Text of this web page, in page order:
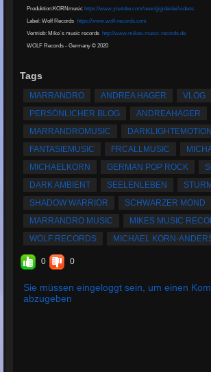
Produktion:KORNmusic https://www.youtube.com/user/gigideidei/videos
Label: Wolf Records https://www.wolf-records.com
Vertrieb: Mike`s music records http://www.mikes-music-records.de
WOLF Records - Germany © 2020
Tags
MARRANDRO ANDREA HAGER VLOG
PERSÖNLICHER BLOG
ANDREAHAGER
MARRANDROMUSIC
FANTASIEMUSIC
FRCALLMUSIC
MICHAELKORN
GERMAN POP ROCK
DARK AMBIENT
SEELENLEBEN
SHADOW WARRIOR
SCHWARZER MOND
MARRANDRO MUSIC
MIKES MUSIC
WOLF RECORDS
MICHAEL KORN-
0 0
Sie müssen eingeloggt sein, um einen
abzugeben